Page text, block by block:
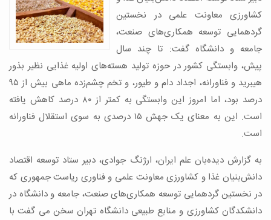
کشاورزی معاونت علمی در نخستین
گردهمایی توسعه همکاری‌های صنعت،
جامعه و دانشگاه گفت: تا چند سال
پیش، وابستگی کشور در حوزه تولید هسته‌های اولیه غذایی نظیر بذور
هیبرید و فناورانه، اجداد دام و طیور، و تخم چشم‌زده ماهی بیش از ۹۵
درصد بود، اما امروز این وابستگی به کمتر از ۸۰ درصد کاهش یافته
است. این به معنای یک جهش ۱۵ درصدی به سوی استقلال فناورانه
است.
به گزارش دیده‌بان علم ایران، ارژنگ جوادی، دبیر ستاد توسعه اقتصاد
دانش‌بنیان غذا و کشاورزی معاونت علمی و فناوری ریاست جمهوری که
در نخستین گردهمایی توسعه همکاری‌های صنعت، جامعه و دانشگاه در
دانشکدگان کشاورزی و منابع طبیعی دانشگاه تهران سخن می گفت با